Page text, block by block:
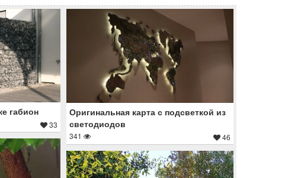
габион
33
Оригинальная карта с подсветкой из
светодиодов
341 46